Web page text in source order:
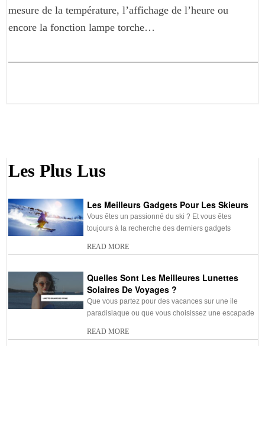
mesure de la température, l’affichage de l’heure ou
encore la fonction lampe torche…
Les Plus Lus
Les Meilleurs Gadgets Pour Les Skieurs
Vous êtes un passionné du ski ? Et vous êtes
toujours à la recherche des derniers gadgets
READ MORE
Quelles Sont Les Meilleures Lunettes
Solaires De Voyages ?
Que vous partez pour des vacances sur une ile
paradisiaque ou que vous choisissez une escapade
READ MORE